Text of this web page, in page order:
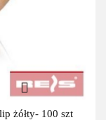
żółty- 100 szt